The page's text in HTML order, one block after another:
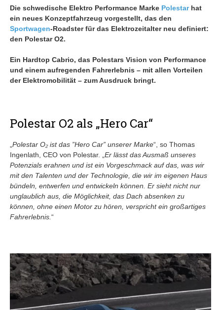
Die schwedische Elektro Performance Marke Polestarhat
ein neues Konzeptfahrzeug vorgestellt, das den
Sportwagen-Roadster für das Elektrozeitalter neu definiert:
den Polestar O2.
Ein Hardtop Cabrio, das Polestars Vision von Performance
und einem aufregenden Fahrerlebnis – mit allen Vorteilen
der Elektromobilität – zum Ausdruck bringt.
Polestar O2 als „Hero Car“
Polestar O₂ ist das ”Hero Car” unserer Marke“, so Thomas
Ingenlath, CEO von Polestar. „ Er lässt das Ausmaß unseres
Potenzials erahnen und ist ein Vorgeschmack auf das, was wir
mit den Talenten und der Technologie, die wir im eigenen Haus
bündeln, entwerfen und entwickeln können. Er sieht nicht nur
unglaublich aus, die Möglichkeit, das Dach absenken zu
können, ohne einen Motor zu hören, verspricht ein großartiges
Fahrerlebnis. “